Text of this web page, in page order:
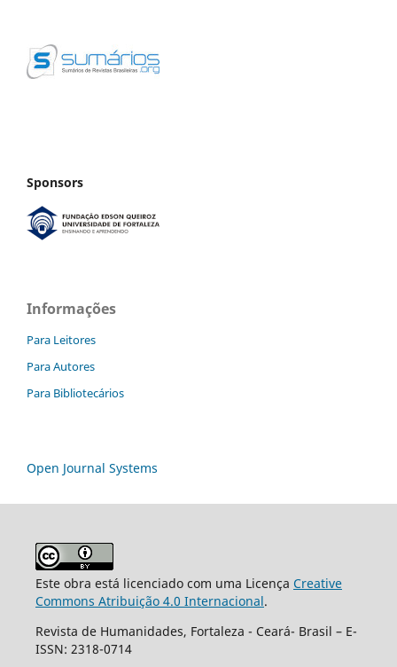
Sponsors
Informações
Para Leitores
Para Autores
Para Bibliotecários
Open Journal Systems
Este obra está licenciado com uma Licença Creative
Commons Atribuição 4.0 Internacional.
Revista de Humanidades, Fortaleza - Ceará- Brasil – E-
ISSN: 2318-0714